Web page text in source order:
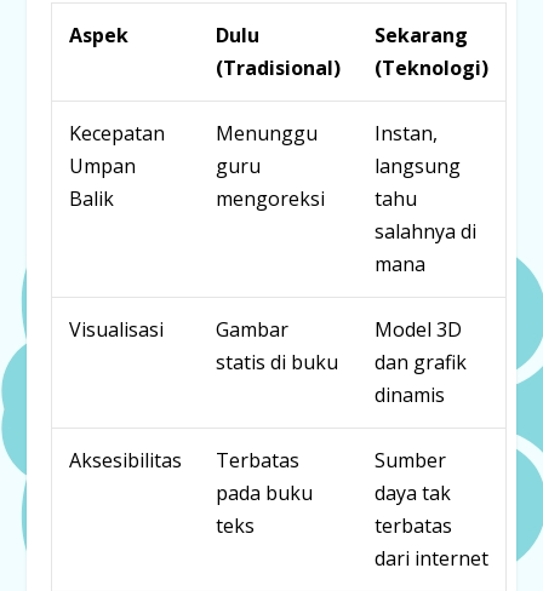
Aspek
Dulu
(Tradisional)
Sekarang
(Teknologi)
Kecepatan
Umpan
Balik
Menunggu
guru
mengoreksi
Instan,
langsung
tahu
salahnya di
mana
Visualisasi
Gambar
statis di buku
Model 3D
dan grafik
dinamis
Aksesibilitas
Terbatas
pada buku
teks
Sumber
daya tak
terbatas
dari internet